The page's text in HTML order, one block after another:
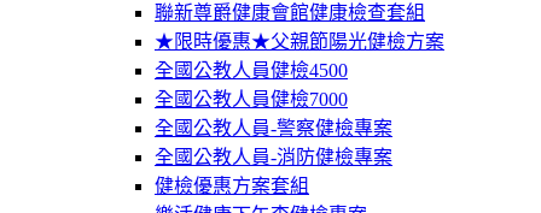
聯新尊爵健康會館健康檢查套組
★限時優惠★父親節陽光健檢方案
全國公教人員健檢4500
全國公教人員健檢7000
全國公教人員-警察健檢專案
全國公教人員-消防健檢專案
健檢優惠方案套組